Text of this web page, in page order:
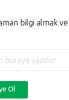
bilgi almak
Ol